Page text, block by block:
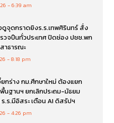
6:39 am
จุดกราดยิงร.ร.เทพศิรินทร์ สั่ง
วจปืนทั่วประเทศ ปิดช่อง ปชช.พก
าธารณะ
8:18 pm
ยกร่าง กม.ศึกษาใหม่ ต้องแยก
นฐานฯ ยกเลิกประถม-มัธยม
.ร.มีอิสระ เตือน AI ดิสรัปฯ
4:26 pm